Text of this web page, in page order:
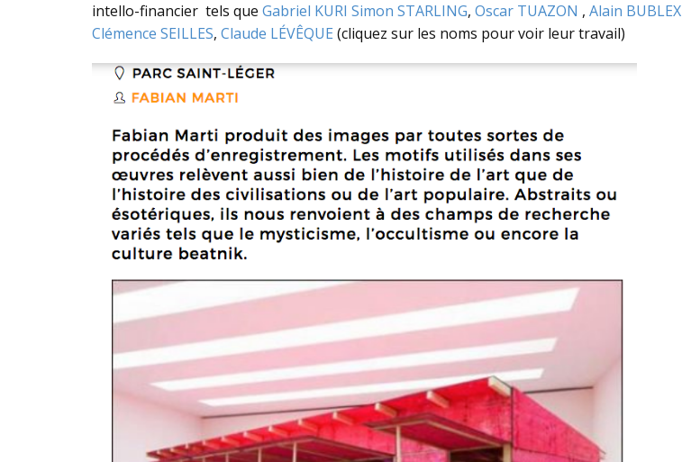
intello-financier tels que Gabriel KURI Simon STARLING, Oscar TUAZON , Alain BUBLEX
Clémence SEILLES, Claude LÉVÊQUE (cliquez sur les noms pour voir leur travail)